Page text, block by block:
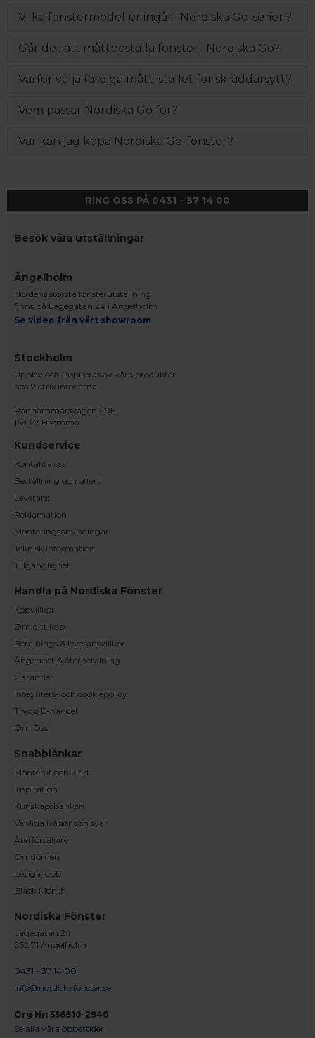
Vilka fönstermodeller ingår i Nordiska Go-serien?
Går det att måttbeställa fönster i Nordiska Go?
Varför välja färdiga mått istället för skräddarsytt?
Vem passar Nordiska Go för?
Var kan jag köpa Nordiska Go-fönster?
RING OSS PÅ 0431 - 37 14 00
Besök våra utställningar
Ängelholm
Nordens största fönsterutställning
finns på Lagegatan 24 i Ängelholm
Se video från vårt showroom
Stockholm
Upplev och inspireras av våra produkter
hos Victrix inredarna.
Ranhammarsvägen 20E
168 67 Bromma
Kundservice
Kontakta oss
Beställning och offert
Leverans
Reklamation
Monteringsanvisningar
Teknisk information
Tillgänglighet
Handla på Nordiska Fönster
Köpvillkor
Om ditt köp
Betalnings & leveransvillkor
Ångerrätt & återbetalning
Garantier
Integritets- och cookiepolicy
Trygg E-handel
Om Oss
Snabblänkar
Monterat och klart
Inspiration
Kunskapsbanken
Vanliga frågor och svar
Återförsäljare
Omdömen
Lediga jobb
Black Month
Nordiska Fönster
Lagegatan 24
262 71 Ängelholm
0431 - 37 14 00
info@nordiskafonster.se
Org Nr: 556810-2940
Se alla våra öppettider